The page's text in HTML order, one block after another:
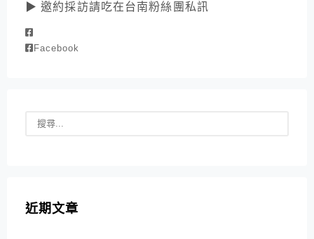
▶ 邀約採訪請吃在台南粉絲團私訊
Facebook
近期文章